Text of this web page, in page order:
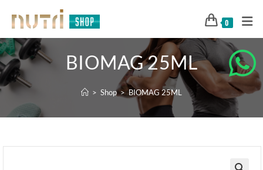
0
BIOMAG 25ML
> Shop > BIOMAG 25ML